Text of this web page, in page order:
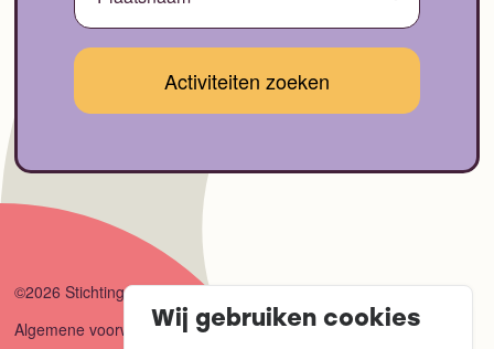
©2026 Stichting Connect
Algemene voorwaardenWij gebruiken cookies